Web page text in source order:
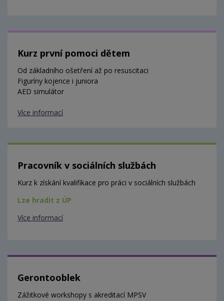
Kurz první pomoci dětem
Od základního ošetření až po resuscitaci
Figuríny kojence i juniora
AED simulátor
Více informací
Pracovník v sociálních službách
Kurz k získání kvalifikace pro práci v sociálních službách
Lze hradit z ÚP
Více informací
Gerontooblek
Zážitkové workshopy s akreditací MPSV